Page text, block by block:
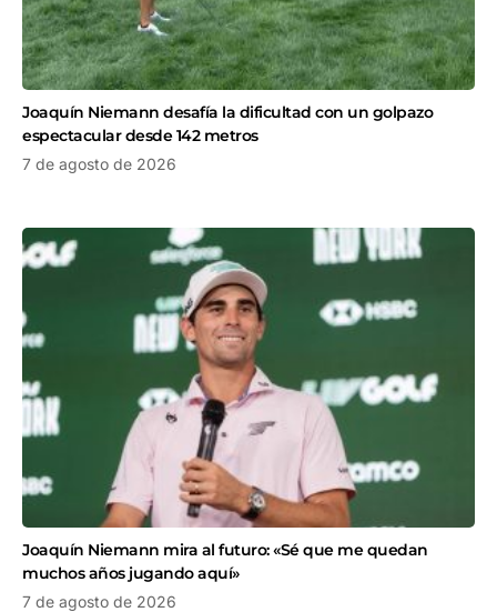
Joaquín Niemann desafía la dificultad con un golpazo
espectacular desde 142 metros
7 de agosto de 2026
Joaquín Niemann mira al futuro: «Sé que me quedan
muchos años jugando aquí»
7 de agosto de 2026